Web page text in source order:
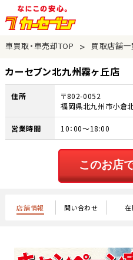
車買取・車売却TOP > 買取店舗一
カーセブン北九州霧ヶ丘店
住所
〒802-0052
福岡県北九州市小倉
営業時間 10：00～18:00
このお店
店舗情報 問い合わせ